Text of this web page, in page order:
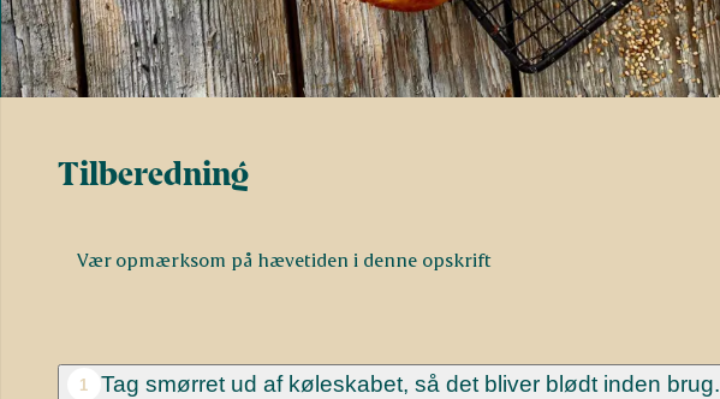
Tilberedning
Vær opmærksom på hævetiden i denne opskrift
1 Tag smørret ud af køleskabet, så det bliver blødt inden brug.